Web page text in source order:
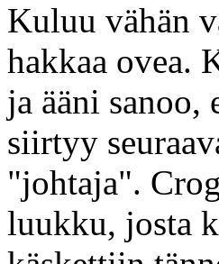
Kuluu vähän
hakkaa ovea.
ja ääni sanoo,
siirtyy
"johtaja".
luukku, josta